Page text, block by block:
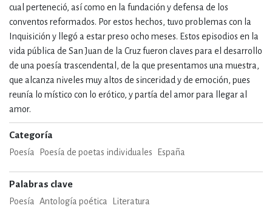
cual perteneció, así como en la fundación y defensa de los
conventos reformados. Por estos hechos, tuvo problemas con la
Inquisición y llegó a estar preso ocho meses. Estos episodios en la
vida pública de San Juan de la Cruz fueron claves para el desarrollo
de una poesía trascendental, de la que presentamos una muestra,
que alcanza niveles muy altos de sinceridad y de emoción, pues
reunía lo místico con lo erótico, y partía del amor para llegar al
amor.
Categoría
Poesía Poesía de poetas individuales España
Palabras clave
Poesía Antología poética Literatura